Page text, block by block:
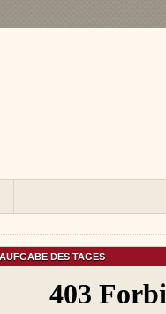
AUFGABE DES TAGES